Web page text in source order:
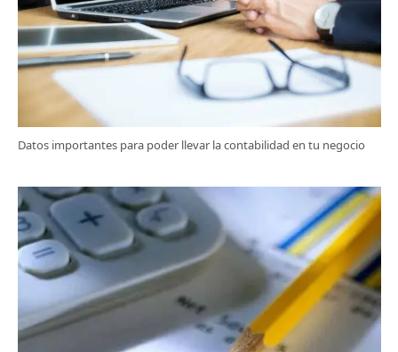
Datos importantes para poder llevar la contabilidad en tu negocio